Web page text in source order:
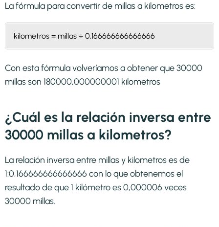
La fórmula para convertir de millas a kilometroses:
kilometros = millas ÷ 0,166666666666666
Con esta fórmula volveríamos a obtener que 30000
millas son 180000,000000001 kilometros
¿Cuál es la relación inversa entre
30000 millas a kilometros?
La relación inversa entre millas y kilometros es de
1:0,166666666666666 con lo que obtenemos el
resultado de que 1 kilómetro es 0,000006 veces
30000 millas.